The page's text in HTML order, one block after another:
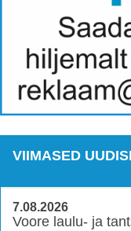
VIIMASED
7.08.2026
Voore laulu- ja